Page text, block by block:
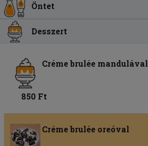
Öntet
Desszert
Créme brulée mandulával
850 Ft
Créme brulée oreóval